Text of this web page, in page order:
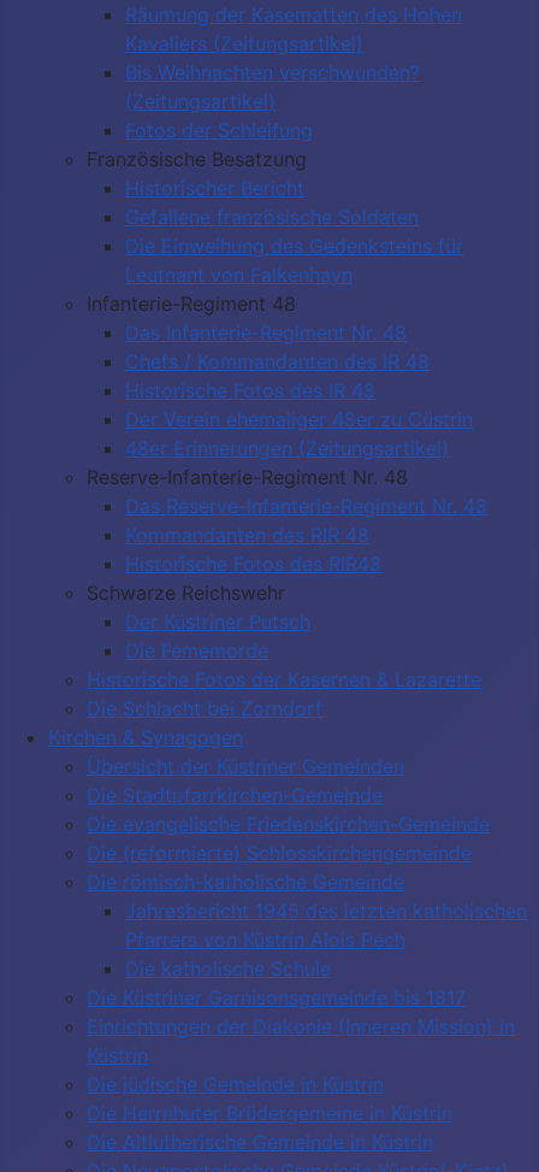
Räumung der Kasematten des Hohen
Kavaliers (Zeitungsartikel)
Bis Weihnachten verschwunden?
(Zeitungsartikel)
Fotos der Schleifung
Französische Besatzung
Historischer Bericht
Gefallene französische Soldaten
Die Einweihung des Gedenksteins für
Leutnant von Falkenhayn
Infanterie-Regiment 48
Das Infanterie-Regiment Nr. 48
Chefs / Kommandanten des IR 48
Historische Fotos des IR 48
Der Verein ehemaliger 48er zu Cüstrin
48er Erinnerungen (Zeitungsartikel)
Reserve-Infanterie-Regiment Nr. 48
Das Reserve-Infanterie-Regiment Nr. 48
Kommandanten des RIR 48
Historische Fotos des RIR48
Schwarze Reichswehr
Der Küstriner Putsch
Die Fememorde
Historische Fotos der Kasernen & Lazarette
Die Schlacht bei Zorndorf
Kirchen & Synagogen
Übersicht der Küstriner Gemeinden
Die Stadtpfarrkirchen-Gemeinde
Die evangelische Friedenskirchen-Gemeinde
Die (reformierte) Schlosskirchengemeinde
Die römisch-katholische Gemeinde
Jahresbericht 1945 des letzten katholischen
Pfarrers von Küstrin Alois Pech
Die katholische Schule
Die Küstriner Garnisonsgemeinde bis 1817
Einrichtungen der Diakonie (Inneren Mission) in
Küstrin
Die jüdische Gemeinde in Küstrin
Die Herrnhuter Brüdergemeine in Küstrin
Die Altlutherische Gemeinde in Küstrin